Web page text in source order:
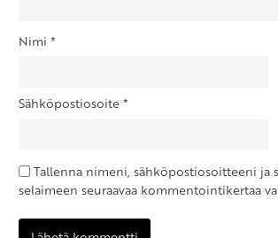
Nimi *
Sähköpostiosoite*
Tallenna nimeni, sähköpostiosoitteeni ja
selaimeen seuraavaa kommentointikertaa